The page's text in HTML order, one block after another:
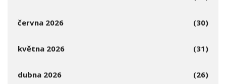
června 2026 (30)
května 2026 (31)
dubna 2026 (26)